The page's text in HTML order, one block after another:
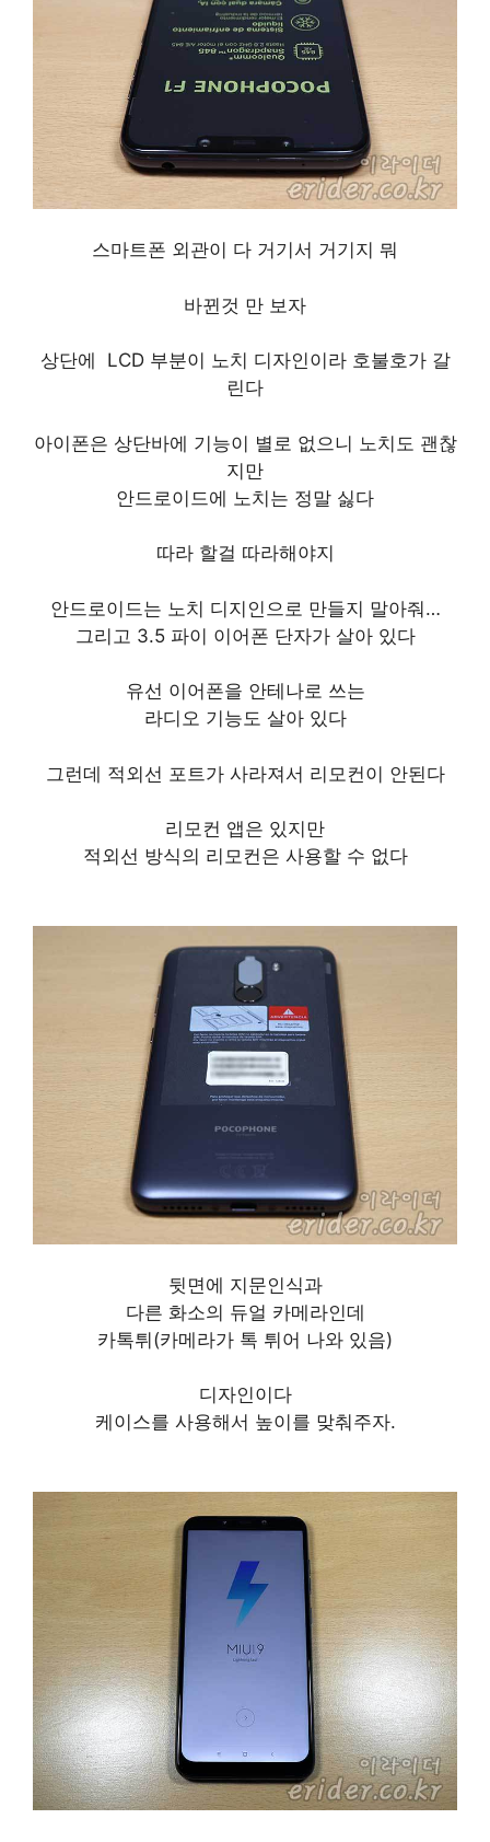
스마트폰 외관이 다 거기서 거기지 뭐
바뀐것 만 보자
상단에 LCD 부분이 노치 디자인이라 호불호가 갈
린다
아이폰은 상단바에 기능이 별로 없으니 노치도 괜찮
지만
안드로이드에 노치는 정말 싫다
따라 할걸 따라해야지
안드로이드는 노치 디지인으로 만들지 말아줘…
그리고 3.5 파이 이어폰 단자가 살아 있다
유선 이어폰을 안테나로 쓰는
라디오 기능도 살아 있다
그런데 적외선 포트가 사라져서 리모컨이 안된다
리모컨 앱은 있지만
적외선 방식의 리모컨은 사용할 수 없다
뒷면에 지문인식과
다른 화소의 듀얼 카메라인데
카톡튀(카메라가 톡 튀어 나와 있음)
디자인이다
케이스를 사용해서 높이를 맞춰주자.